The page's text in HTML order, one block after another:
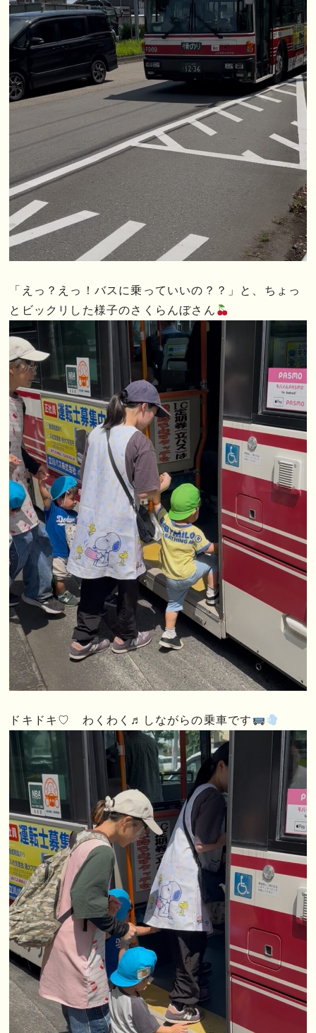
「えっ？えっ！バスに乗っていいの？？」と、ちょっ
とビックリした様子のさくらんぼさん
ドキドキ♡ わくわく♬しながらの乗車です